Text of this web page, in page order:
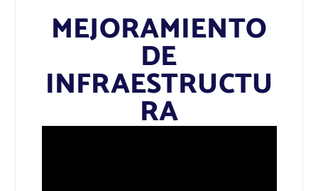
MEJORAMIENTO
DE
INFRAESTRUCTU
RA